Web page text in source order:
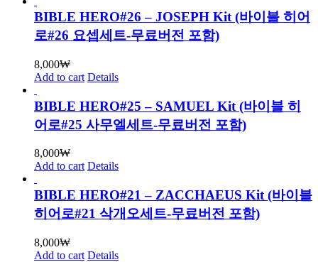
BIBLE HERO#26 – JOSEPH Kit (바이블 히어
로#26 요셉세트-무료버전 포함)
8,000₩
Add to cart Details
BIBLE HERO#25 – SAMUEL Kit (바이블 히
어로#25 사무엘세트-무료버전 포함)
8,000₩
Add to cart Details
BIBLE HERO#21 – ZACCHAEUS Kit (바이블
히어로#21 삭개오세트-무료버전 포함)
8,000₩
Add to cart Details